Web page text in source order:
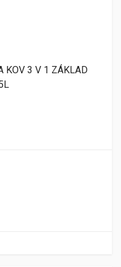
KOV 3 V 1 ZÁKLAD